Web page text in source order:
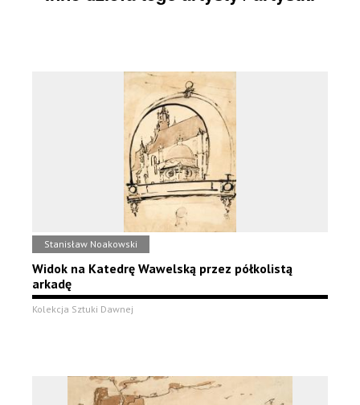
Stanisław Noakowski
Widok na Katedrę Wawelską przez półkolistą
arkadę
Kolekcja Sztuki Dawnej